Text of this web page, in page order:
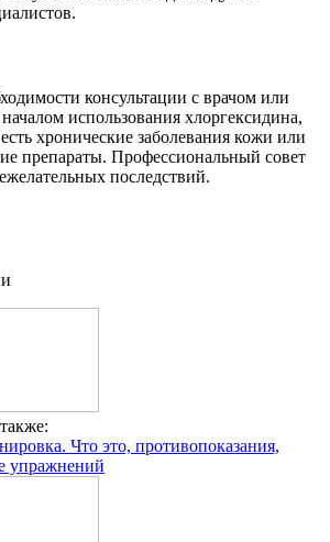
консультации с врачом или
использования хлоргексидина,
хронические заболевания кожи или
препараты. Профессиональный совет
последствий.
Что это, противопоказания,
упражнений